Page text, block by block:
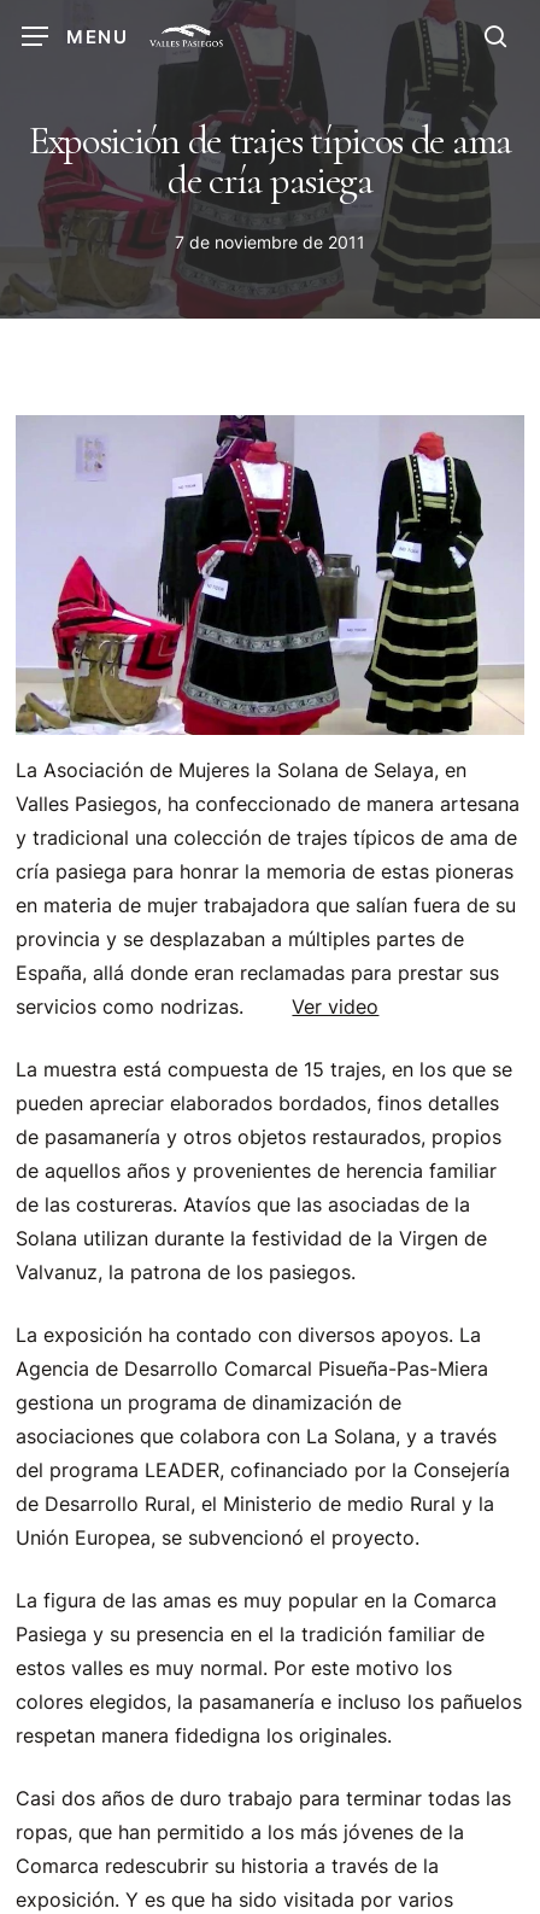
MENU
Exposición de trajes típicos de ama
de cría pasiega
7 de noviembre de 2011
La Asociación de Mujeres la Solana de Selaya, en
Valles Pasiegos, ha confeccionado de manera artesana
y tradicional una colección de trajes típicos de ama de
cría pasiega para honrar la memoria de estas pioneras
en materia de mujer trabajadora que salían fuera de su
provincia y se desplazaban a múltiples partes de
España, allá donde eran reclamadas para prestar sus
servicios como nodrizas.Ver video
La muestra está compuesta de 15 trajes, en los que se
pueden apreciar elaborados bordados, finos detalles
de pasamanería y otros objetos restaurados, propios
de aquellos años y provenientes de herencia familiar
de las costureras. Atavíos que las asociadas de la
Solana utilizan durante la festividad de la Virgen de
Valvanuz, la patrona de los pasiegos.
La exposición ha contado con diversos apoyos. La
Agencia de Desarrollo Comarcal Pisueña-Pas-Miera
gestiona un programa de dinamización de
asociaciones que colabora con La Solana, y a través
del programa LEADER, cofinanciado por la Consejería
de Desarrollo Rural, el Ministerio de medio Rural y la
Unión Europea, se subvencionó el proyecto.
La figura de las amas es muy popular en la Comarca
Pasiega y su presencia en el la tradición familiar de
estos valles es muy normal. Por este motivo los
colores elegidos, la pasamanería e incluso los pañuelos
respetan manera fidedigna los originales.
Casi dos años de duro trabajo para terminar todas las
ropas, que han permitido a los más jóvenes de la
Comarca redescubrir su historia a través de la
exposición. Y es que ha sido visitada por varios